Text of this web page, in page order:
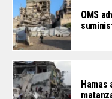
OMS
Hamas